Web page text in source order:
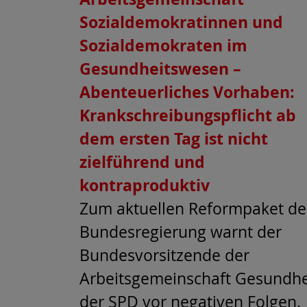
Sozialdemokratinnen und
Sozialdemokraten im
Gesundheitswesen –
Abenteuerliches Vorhaben:
Krankschreibungspflicht ab
dem ersten Tag ist nicht
zielführend und
kontraproduktiv
Zum aktuellen Reformpaket
Bundesregierung warnt der
Bundesvorsitzende der
Arbeitsgemeinschaft
der SPD vor negativen Folgen.